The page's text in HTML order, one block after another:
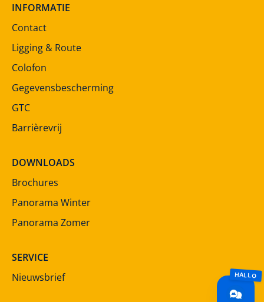
INFORMATIE
Contact
Ligging & Route
Colofon
Gegevensbescherming
GTC
Barrièrevrij
DOWNLOADS
Brochures
Panorama Winter
Panorama Zomer
SERVICE
Nieuwsbrief